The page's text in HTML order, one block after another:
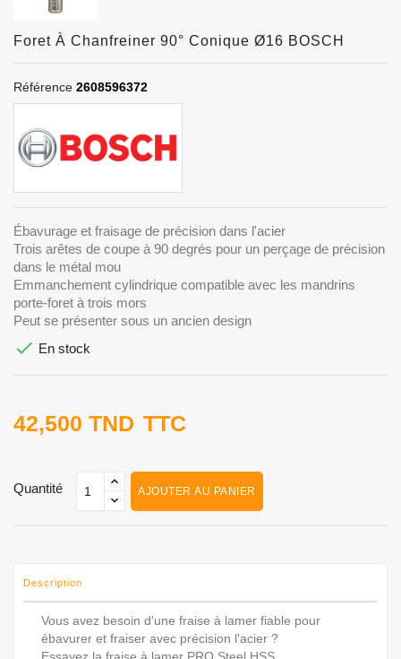
Foret À Chanfreiner 90° Conique Ø16 BOSCH
Référence 2608596372
Ébavurage et fraisage de précision dans l'acier
Trois arêtes de coupe à 90 degrés pour un perçage de précision
dans le métal mou
Emmanchement cylindrique compatible avec les mandrins
porte-foret à trois mors
Peut se présenter sous un ancien design
 En stock
42,500 TND TTC
Quantité AJOUTER AU PANIER
Description
Vous avez besoin d'une fraise à lamer fiable pour
ébavurer et fraiser avec précision l'acier ?
Essayez la fraise à lamer PRO Steel HSS.